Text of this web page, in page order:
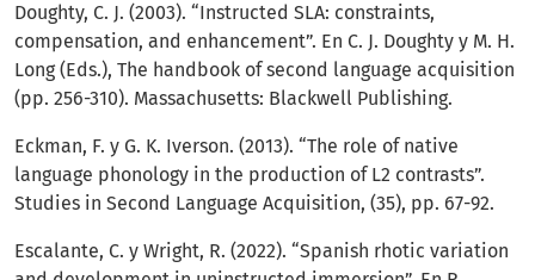
Doughty, C. J. (2003). “Instructed SLA: constraints,
compensation, and enhancement”. En C. J. Doughty y M. H.
Long (Eds.), The handbook of second language acquisition
(pp. 256-310). Massachusetts: Blackwell Publishing.
Eckman, F. y G. K. Iverson. (2013). “The role of native
language phonology in the production of L2 contrasts”.
Studies in Second Language Acquisition, (35), pp. 67-92.
Escalante, C. y Wright, R. (2022). “Spanish rhotic variation